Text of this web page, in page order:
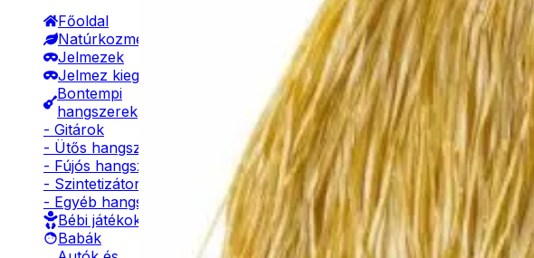
Főoldal
Natúrkozmetikumok
Jelmezek
Jelmez kiegészítők
Bontempi
hangszerek
- Gitárok
- Ütős hangszerek
- Fújós hangszerek
- Szintetizátorok
- Egyéb hangszerek
Bébi játékok
Babák